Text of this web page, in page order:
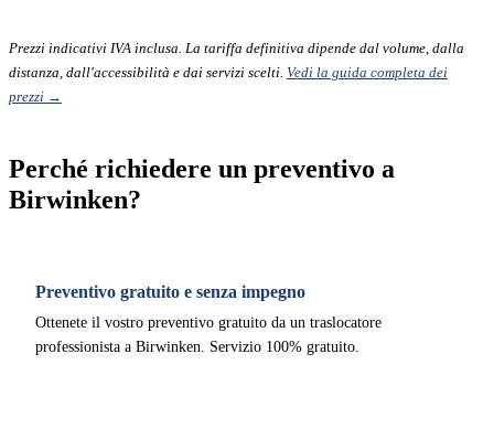
Prezzi indicativi IVA inclusa. La tariffa definitiva dipende dal volume, dalla
distanza, dall'accessibilità e dai servizi scelti. Vedi la guida completa dei
prezzi →
Perché richiedere un preventivo a
Birwinken?
Preventivo gratuito e senza impegno
Ottenete il vostro preventivo gratuito da un traslocatore
professionista a Birwinken. Servizio 100% gratuito.